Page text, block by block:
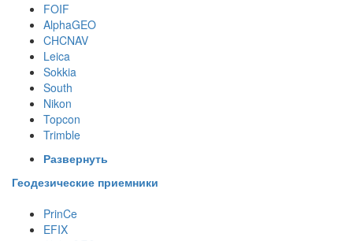
FOIF
AlphaGEO
CHCNAV
Leica
Sokkia
South
Nikon
Topcon
Trimble
Развернуть
Геодезические приемники
PrinCe
EFIX